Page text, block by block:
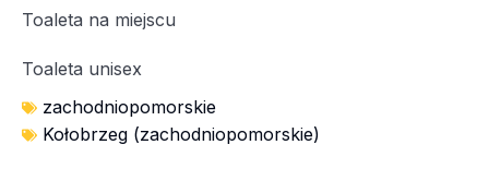
Toaleta na miejscu
Toaleta unisex
zachodniopomorskie
Kołobrzeg (zachodniopomorskie)